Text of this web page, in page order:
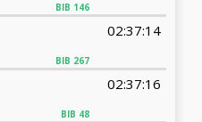
BIB 146
BIB 267
02:37:14
BIB 48
02:37:16